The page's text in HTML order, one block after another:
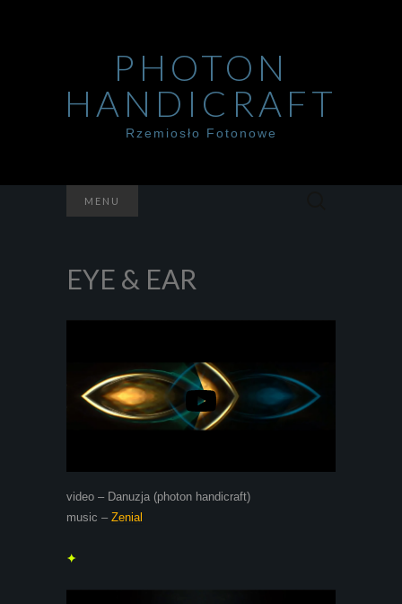
PHOTON
HANDICRAFT
Rzemiosło Fotonowe
MENU
EYE & EAR
video – Danuzja (photon handicraft)
music – Zenial
✦